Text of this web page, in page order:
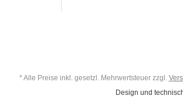
* Alle Preise inkl. gesetzl. Mehrwertsteuer zzgl.
Design und